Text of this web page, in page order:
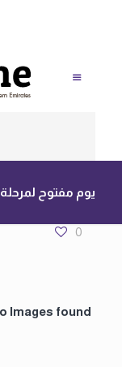
يوم مفتوح
0
Images found.